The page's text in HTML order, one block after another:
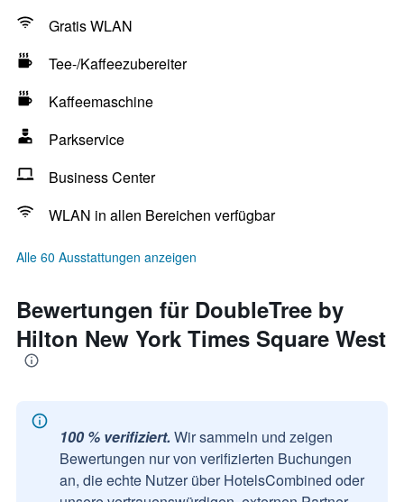
Gratis WLAN
Tee-/Kaffeezubereiter
Kaffeemaschine
Parkservice
Business Center
WLAN in allen Bereichen verfügbar
Alle 60 Ausstattungen anzeigen
Bewertungen für DoubleTree by
Hilton New York Times Square West
100 % verifiziert. Wir sammeln und zeigen
Bewertungen nur von verifizierten Buchungen
an, die echte Nutzer über HotelsCombined oder